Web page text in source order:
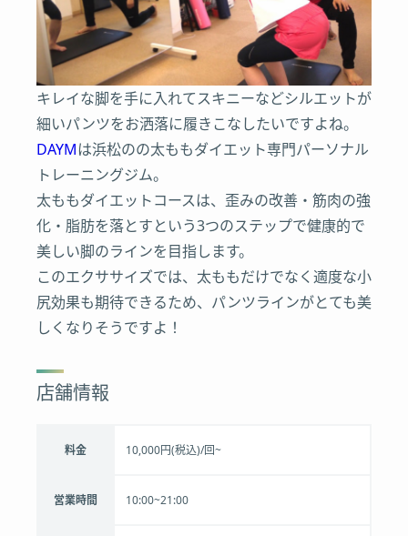
キレイな脚を手に入れてスキニーなどシルエットが
細いパンツをお洒落に履きこなしたいですよね。
DAYMは浜松のの太ももダイエット専門パーソナル
トレーニングジム。
太ももダイエットコースは、歪みの改善・筋肉の強
化・脂肪を落とすという3つのステップで健康的で
美しい脚のラインを目指します。
このエクササイズでは、太ももだけでなく適度な小
尻効果も期待できるため、パンツラインがとても美
しくなりそうですよ！
店舗情報
料金 10,000円(税込)/回~
営業時間 10:00~21:00